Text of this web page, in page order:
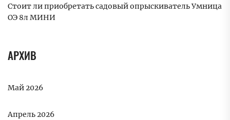
Стоит ли приобретать садовый опрыскиватель Умница
ОЭ 8л МИНИ
АРХИВ
Май 2026
Апрель 2026